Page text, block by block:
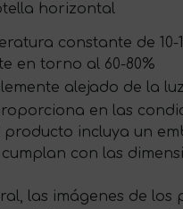
horizontal
constante de 10-
en torno al 60-80%
alejado de la luz
en las
producto incluya un
con las
las imágenes de